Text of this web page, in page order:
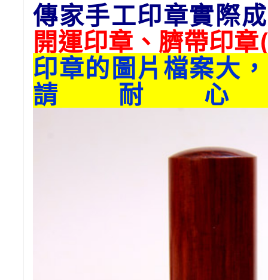
傳家手工印章實際
開運印章、臍帶印
印章的圖片檔案大
請耐